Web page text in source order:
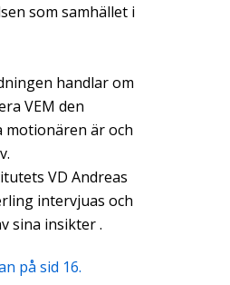
som samhället i
handlar om
VEM den
motionären är och
VD Andreas
intervjuas och
sina insikter .
på sid 16.